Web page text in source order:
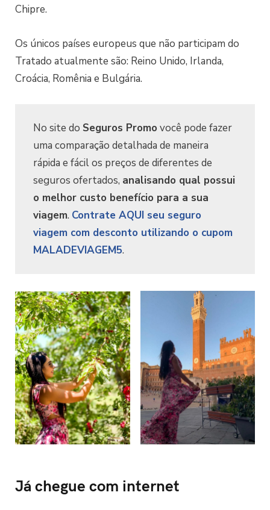
Chipre.
Os únicos países europeus que não participam do
Tratado atualmente são: Reino Unido, Irlanda,
Croácia, Romênia e Bulgária.
No site do Seguros Promo você pode fazer
uma comparação detalhada de maneira
rápida e fácil os preços de diferentes de
seguros ofertados, analisando qual possui
o melhor custo benefício para a sua
viagem. Contrate AQUI seu seguro
viagem com desconto utilizando o cupom
MALADEVIAGEM5.
Já chegue com internet